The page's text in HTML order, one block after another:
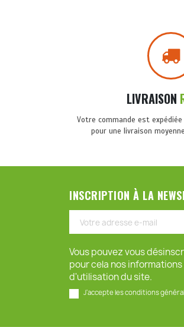
LIVRAISON
Votre commande est
pour une livraison
INSCRIPTION À LA
Vous pouvez vous
pour cela nos
d'utilisation du site.
J'accepte les conditions